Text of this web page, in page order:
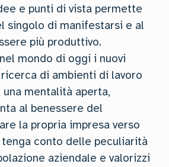
e punti di vista permette
singolo di manifestarsi e al
più produttivo.
mondo di oggi i nuovi
di ambienti di lavoro
mentalità aperta,
al benessere del
la propria impresa verso
conto delle peculiarità
aziendale e valorizzi